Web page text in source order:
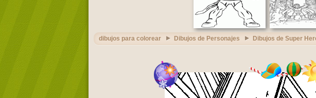
dibujos para colorear Dibujos de Personajes Dibujos de Super